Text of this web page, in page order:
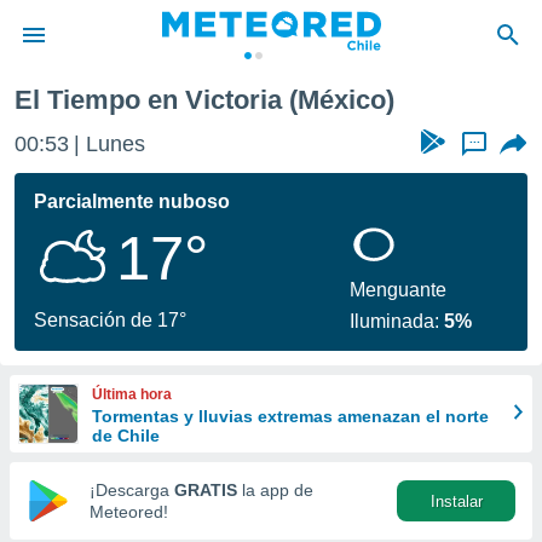
de
por
se
calidad.
a este
las
y
forma
digital
basada
El Tiempo en Victoria (México)
00:53 Lunes ...
Parcialmente nuboso
17°
Sensación de 17°
Menguante
Iluminada:5%
Última hora
Tormentas y lluvias extremas amenazan el norte
de Chile
¡Descarga GRATIS la app de
Meteored!
Instalar